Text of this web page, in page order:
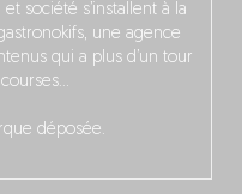
société s’installent à la
une agence
qui a plus d’un tour
déposée.